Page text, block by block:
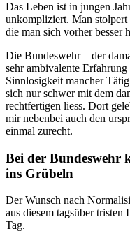
Das Leben ist in jungen
unkompliziert. Man stolpert
die man sich vorher besser
Die Bundeswehr – der
sehr ambivalente
Sinnlosigkeit mancher
sich nur schwer mit dem
rechtfertigen liess. Dort
mir nebenbei auch den
einmal zurecht.
Bei der Bundeswehr
ins Grübeln
Der Wunsch nach
aus diesem tagsüber
Tag.